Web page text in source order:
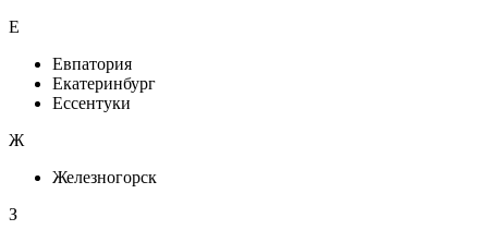
Е
Евпатория
Екатеринбург
Ессентуки
Ж
Железногорск
З